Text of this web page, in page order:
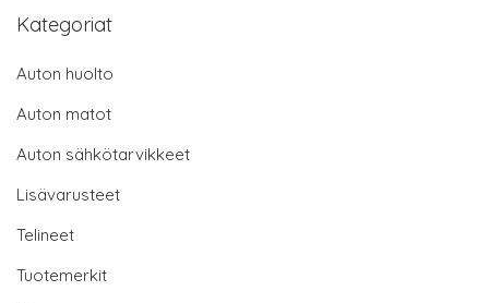
Kategoriat
Auton huolto
Auton matot
Auton sähkötarvikkeet
Lisävarusteet
Telineet
Tuotemerkit